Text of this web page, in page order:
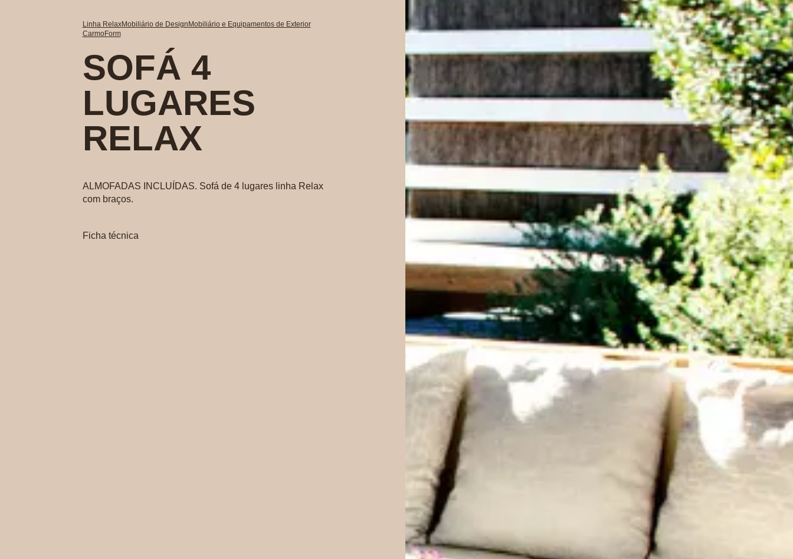
Linha RelaxMobiliário de Design Mobiliário e Equipamentos de Exterior
CarmoForm
SOFÁ 4
LUGARES
RELAX
ALMOFADAS INCLUÍDAS. Sofá de 4 lugares linha Relax
com braços.
Ficha técnica